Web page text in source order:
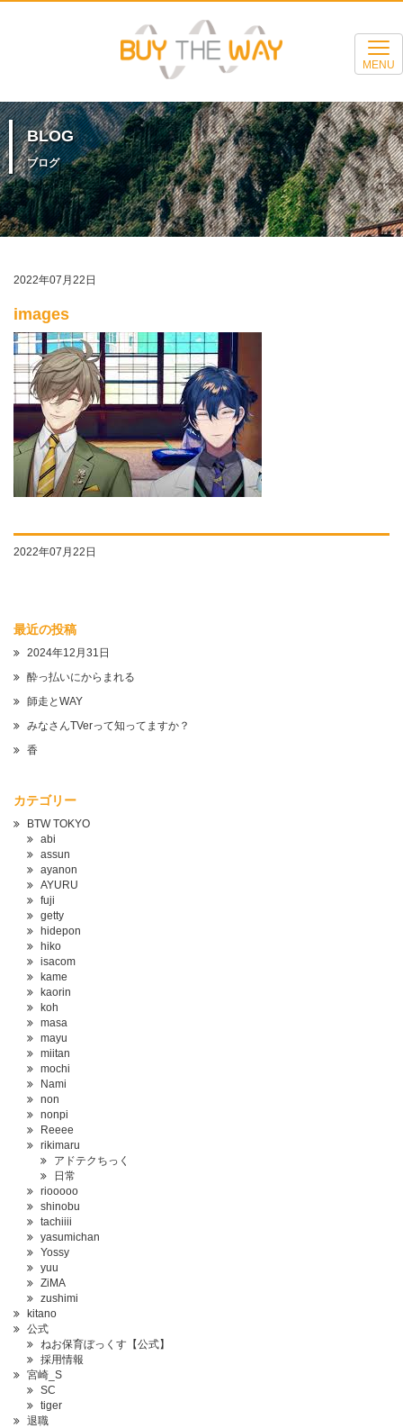
MENU
BLOG
ブログ
2022年07月22日
images
2022年07月22日
最近の投稿
2024年12月31日
酔っ払いにからまれる
師走とWAY
みなさんTVerって知ってますか？
香
カテゴリー
BTW TOKYO
abi
assun
ayanon
AYURU
fuji
getty
hidepon
hiko
isacom
kame
kaorin
koh
masa
mayu
miitan
mochi
Nami
non
nonpi
Reeee
rikimaru
アドテクちっく
日常
riooooo
shinobu
tachiiii
yasumichan
Yossy
yuu
ZiMA
zushimi
kitano
公式
ねお保育ぼっくす【公式】
採用情報
宮崎_S
SC
tiger
退職